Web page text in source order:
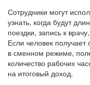
Сотрудники могут
узнать, когда будут
поездки, запись к
Если человек получает
в сменном режиме,
количество рабочих
на итоговый доход.